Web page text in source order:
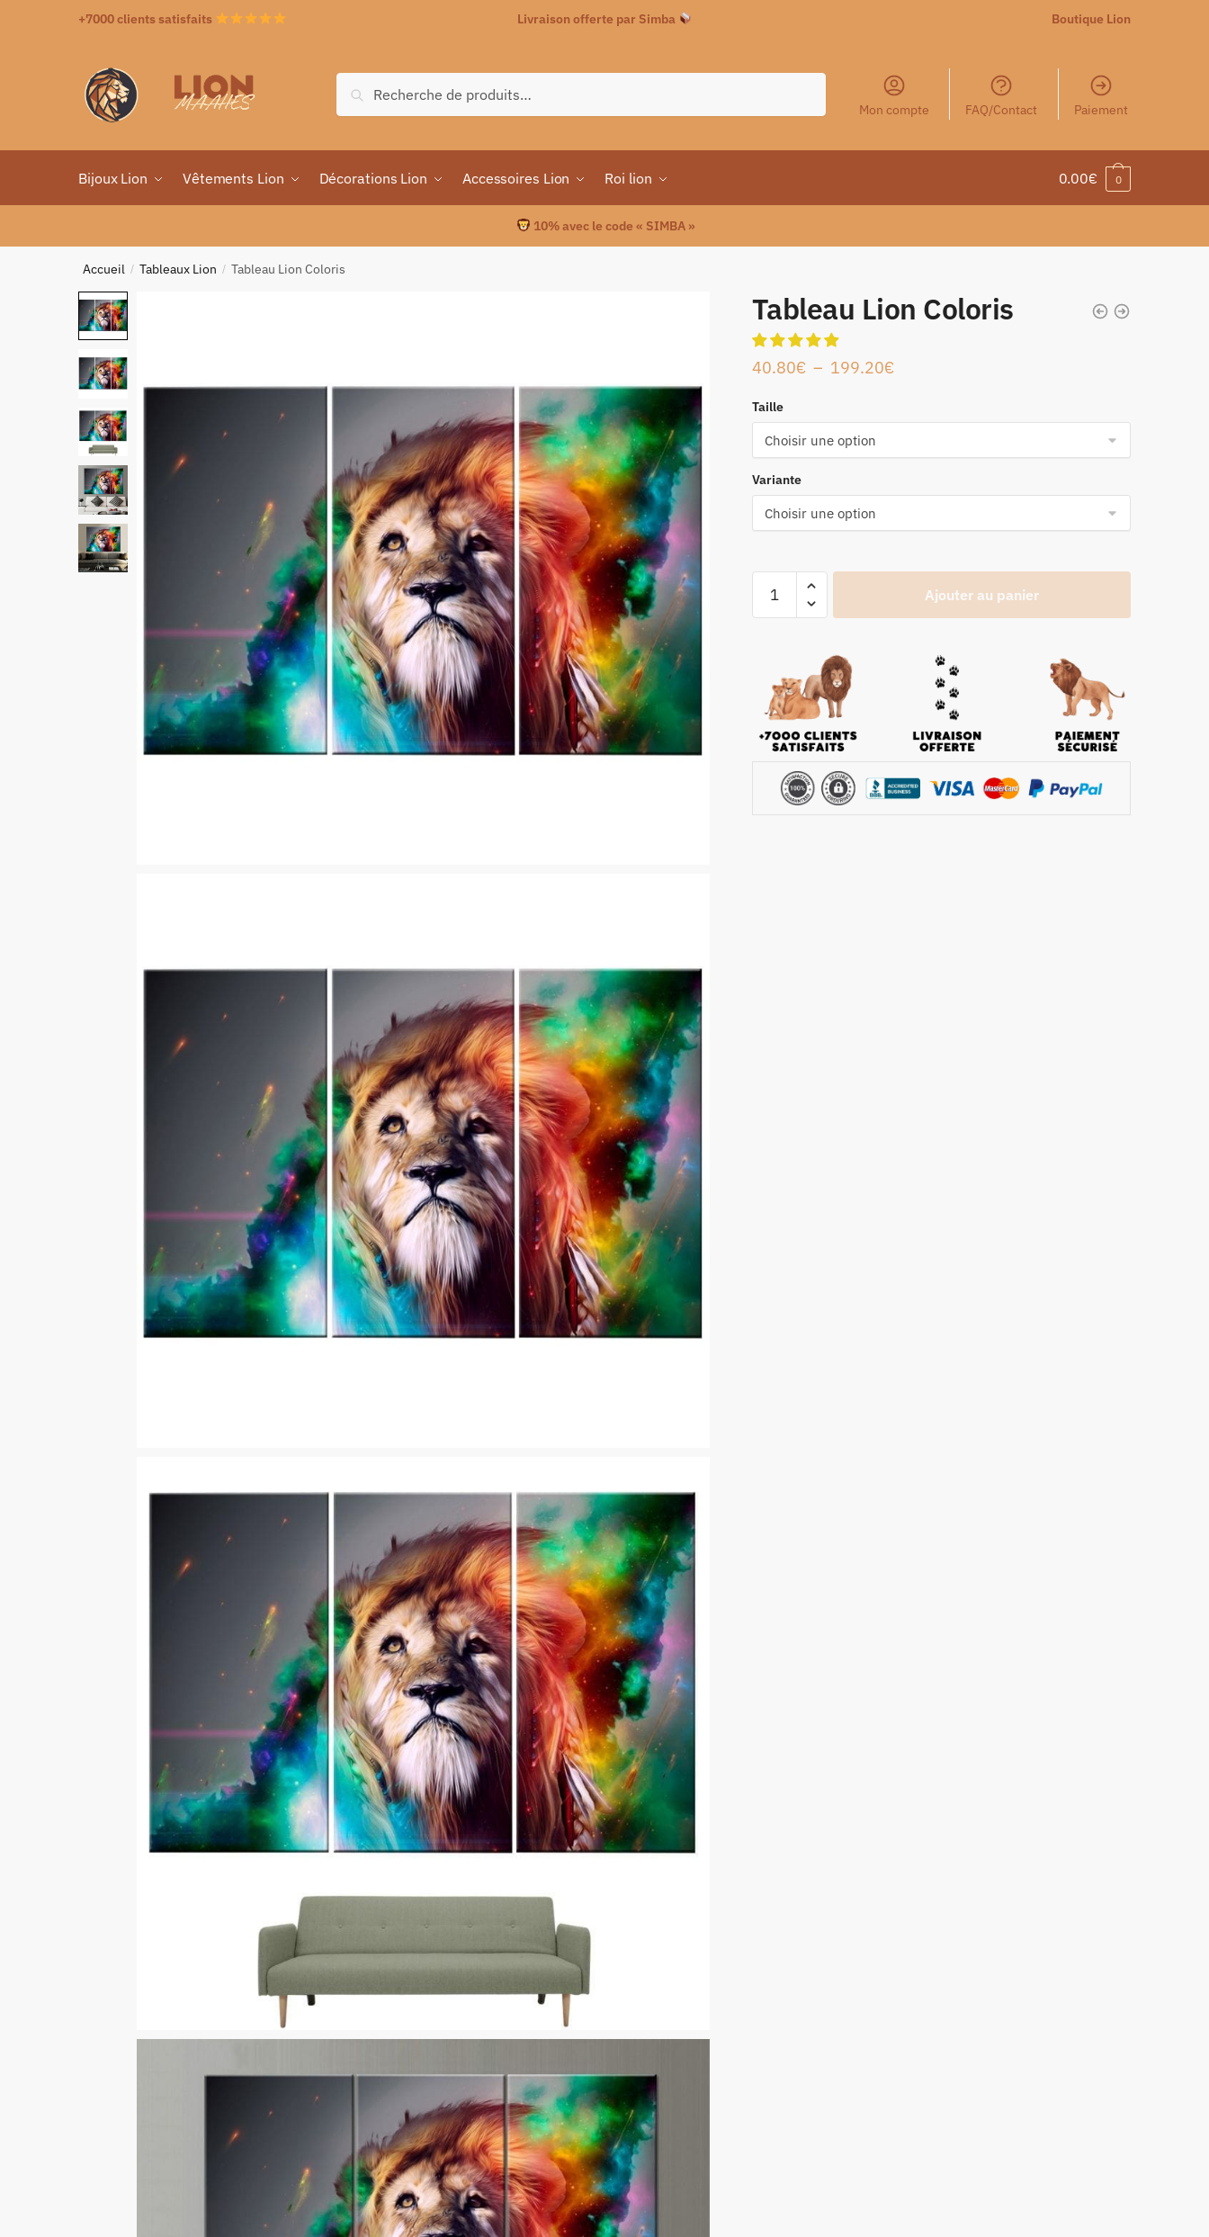
+7000 clients satisfaits Livraison offerte par Simba Boutique Lion
Recherche
Mon compte FAQ/Contact Paiement
Bijoux Lion Vêtements Lion Décorations Lion Accessoires Lion Roi lion 0.00€ 0
10% avec le code « SIMBA »
Accueil / Tableaux Lion / Tableau Lion Coloris
Tableau Lion Coloris
40.80€ – 199.20€
Taille
Variante
Ajouter au panier